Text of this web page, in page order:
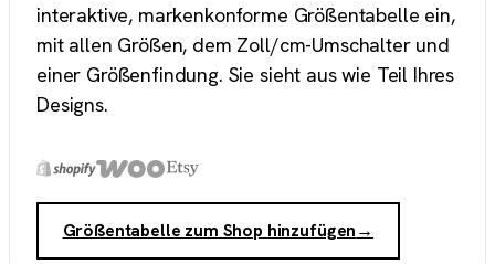
interaktive, markenkonforme Größentabelle ein,
mit allen Größen, dem Zoll/cm-Umschalter und
einer Größenfindung. Sie sieht aus wie Teil Ihres
Designs.
Größentabelle zum Shop hinzufügen→